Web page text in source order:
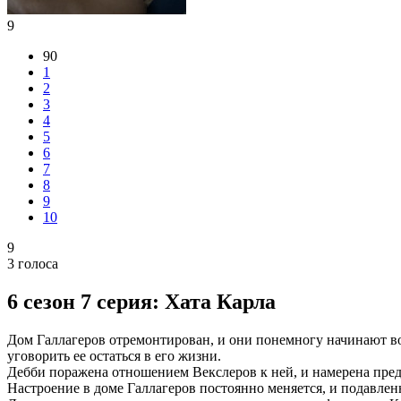
9
90
1
2
3
4
5
6
7
8
9
10
9
3 голоса
6 сезон 7 серия: Хата Карла
Дом Галлагеров отремонтирован, и они понемногу начинают
уговорить ее остаться в его жизни.
Дебби поражена отношением Векслеров к ней, и намерена
Настроение в доме Галлагеров постоянно меняется, и